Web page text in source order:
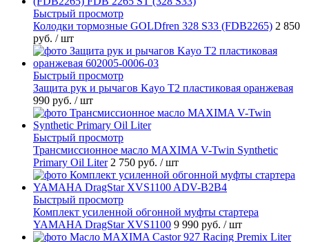
Быстрый просмотр
Колодки тормозные GOLDfren 328 S33 (FDB2265) 2 850
руб. / шт
Быстрый просмотр
Защита рук и рычагов Kayo T2 пластиковая оранжевая
990 руб. / шт
Быстрый просмотр
Трансмиссионное масло MAXIMA V-Twin Synthetic
Primary Oil Liter 2 750 руб. / шт
Быстрый просмотр
Комплект усиленной обгонной муфты стартера
YAMAHA DragStar XVS1100 9 990 руб. / шт